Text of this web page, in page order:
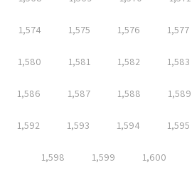
1,574 1,575 1,576 1,577
1,580 1,581 1,582 1,583
1,586 1,587 1,588 1,589
1,592 1,593 1,594 1,595
1,598 1,599 1,600